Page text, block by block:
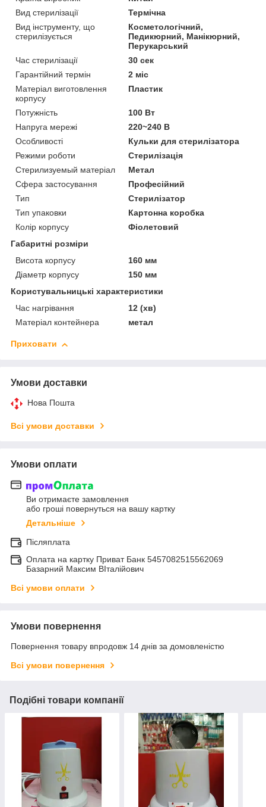
Вид стерилізації
Термічна
Вид інструменту, що
стерилізується
Косметологічний,
Педикюрний, Манікюрний,
Перукарський
Час стерилізації
30 сек
Гарантійний термін
2 міс
Матеріал виготовлення
корпусу
Пластик
Потужність
100 Вт
Напруга мережі
220~240 В
Особливості
Кульки для стерилізатора
Режими роботи
Стерилізація
Стерилизуемый матеріал
Метал
Сфера застосування
Професійний
Тип
Стерилізатор
Тип упаковки
Картонна коробка
Колір корпусу
Фіолетовий
Габаритні розміри
Висота корпусу
160 мм
Діаметр корпусу
150 мм
Користувальницькі характеристики
Час нагрівання
12 (хв)
Матеріал контейнера
метал
Приховати
Умови доставки
Нова Пошта
Всі умови доставки
Умови оплати
Ви отримаєте замовлення
або гроші повернуться на вашу картку
Детальніше
Післяплата
Оплата на картку Приват Банк 5457082515562069
Базарний Максим ВІталійович
Всі умови оплати
Умови повернення
Повернення товару впродовж 14 днів за домовленістю
Всі умови повернення
Подібні товари компанії